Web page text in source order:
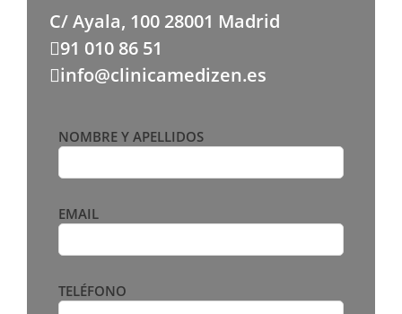
C/ Ayala, 100 28001 Madrid
91 010 86 51
info@clinicamedizen.es
NOMBRE Y APELLIDOS
EMAIL
TELÉFONO